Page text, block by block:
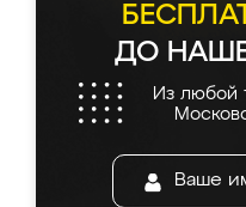
ДО
Из любой